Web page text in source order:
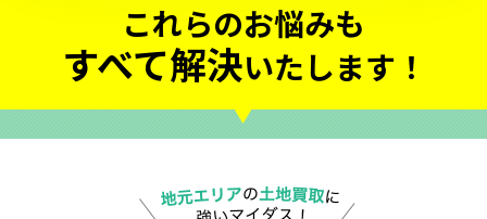
これらのお悩みも
すべて解決いたします！